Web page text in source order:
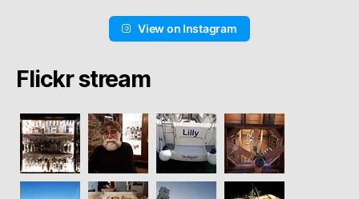
View on Instagram
Flickr stream